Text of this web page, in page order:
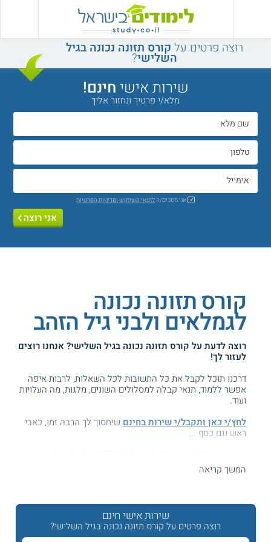
רוצה פרטים על קורס תזונה נכונה בגיל
השלישי?
שירות אישיחינם!
מלא/י פרטיך ונחזור אליך
אני מסכים/הלתנאי השימוש ומדיניות הפרטיות
אני רוצה
קורס תזונה נכונה
לגמלאים ולבני גיל הזהב
רוצה לדעת על קורס תזונה נכונה בגיל השלישי? אנחנו רוצים
לעזור לך!
דרכנו תוכל לקבל את כל התשובות לכל השאלות, לרבות איפה
אפשר ללמוד, תנאי קבלה למסלולים השונים, מלגות, מה העלויות
ועוד.
לחץ/י כאן ותקבל/י שירות בחינם שיחסוך לך הרבה זמן, כאבי
ראש וגם כסף ...
עזרנו גם לך? דרג אותנו:
קורס תזונה נכונה ואורח חיים בריא בגיל השלישי
המשך קריאה
שירות אישי חינם
רוצה פרטים על קורס תזונה נכונה בגיל השלישי?